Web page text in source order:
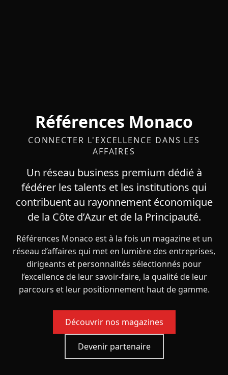
Références Monaco
CONNECTER L'EXCELLENCE DANS LES
AFFAIRES
Un réseau business premium dédié à
fédérer les talents et les institutions qui
contribuent au rayonnement économique
de la Côte d’Azur et de la Principauté.
Références Monaco est à la fois un magazine et un
réseau d’affaires qui met en lumière des entreprises,
dirigeants et personnalités sélectionnés pour
l’excellence de leur savoir-faire, la qualité de leur
parcours et leur positionnement haut de gamme.
Découvrir nos magazines
Devenir partenaire